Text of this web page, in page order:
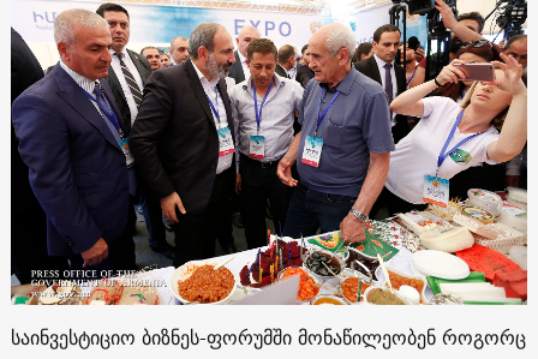
საინვესტიციო ბიზნეს-ფორუმში მონაწილეობენ როგორც